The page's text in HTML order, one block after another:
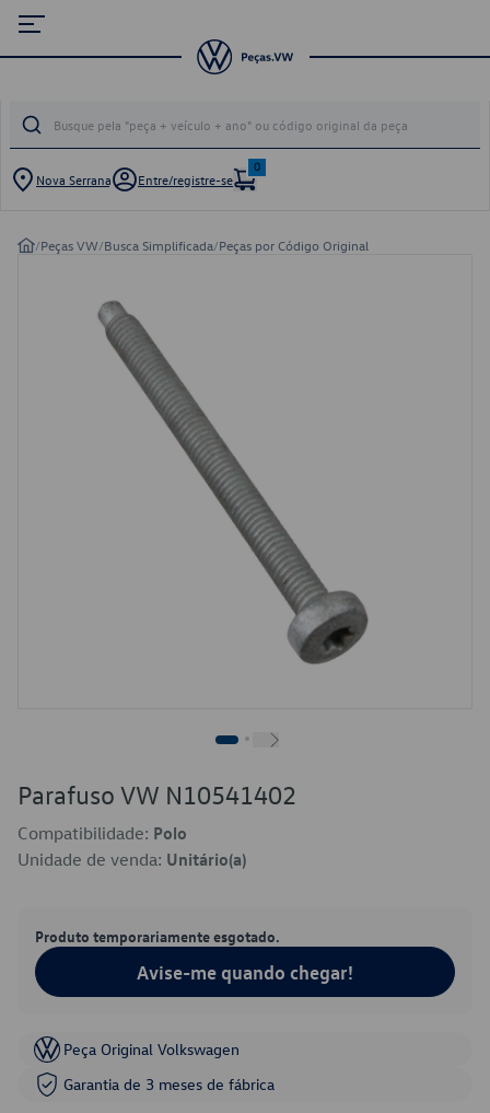
Nova Serrana Entre/registre-se
0
/Peças VW/Busca Simplificada/Peças por Código Original
Parafuso VW N10541402
Compatibilidade: Polo
Unidade de venda: Unitário(a)
Produto temporariamente esgotado.
Avise-me quando chegar!
Peça Original Volkswagen
Garantia de 3 meses de fábrica